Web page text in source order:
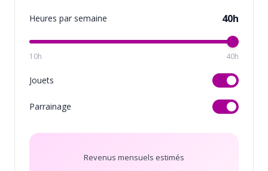
Heures par semaine 40h
10h 40h
Jouets
Parrainage
Revenus mensuels estimés